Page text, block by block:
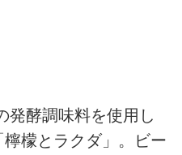
発酵調味料を使用し
檸檬とラクダ」。ビー